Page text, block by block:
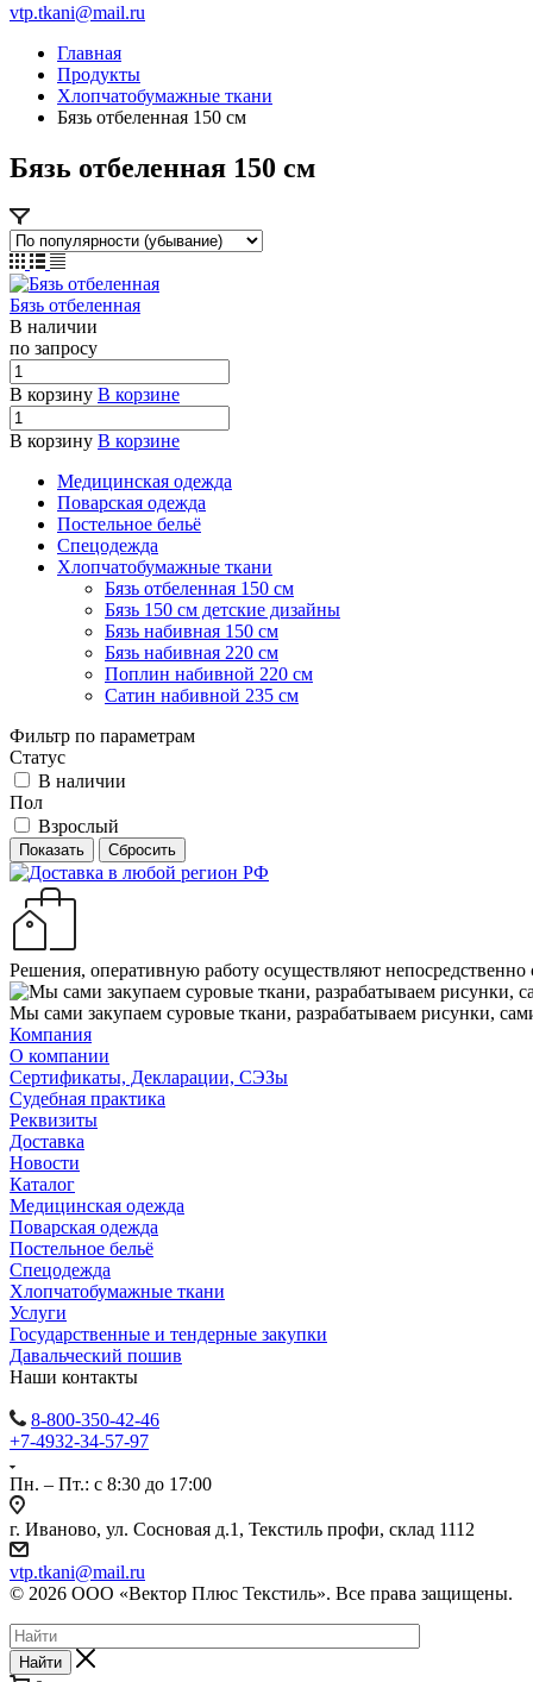
vtp.tkani@mail.ru
Главная
Продукты
Хлопчатобумажные ткани
Бязь отбеленная 150 см
Бязь отбеленная 150 см
Бязь отбеленная
В наличии
по запросу
В корзину В корзине
В корзину В корзине
Медицинская одежда
Поварская одежда
Постельное бельё
Спецодежда
Хлопчатобумажные ткани
Бязь отбеленная 150 см
Бязь 150 см детские дизайны
Бязь набивная 150 см
Бязь набивная 220 см
Поплин набивной 220 см
Сатин набивной 235 см
Фильтр по параметрам
Статус
В наличии
Пол
Взрослый
Сбросить
Решения, оперативную работу осуществляют
Мы сами закупаем суровые ткани, разрабатываем рисунки,
Компания
О компании
Сертификаты, Декларации, СЭЗы
Судебная практика
Реквизиты
Доставка
Новости
Каталог
Медицинская одежда
Поварская одежда
Постельное бельё
Спецодежда
Хлопчатобумажные ткани
Услуги
Государственные и тендерные закупки
Давальческий пошив
Наши контакты
8-800-350-42-46
+7-4932-34-57-97
Пн. – Пт.: с 8:30 до 17:00
г. Иваново, ул. Сосновая д.1, Текстиль профи, склад 1112
vtp.tkani@mail.ru
© 2026 ООО «Вектор Плюс Текстиль». Все права защищены.
Найти